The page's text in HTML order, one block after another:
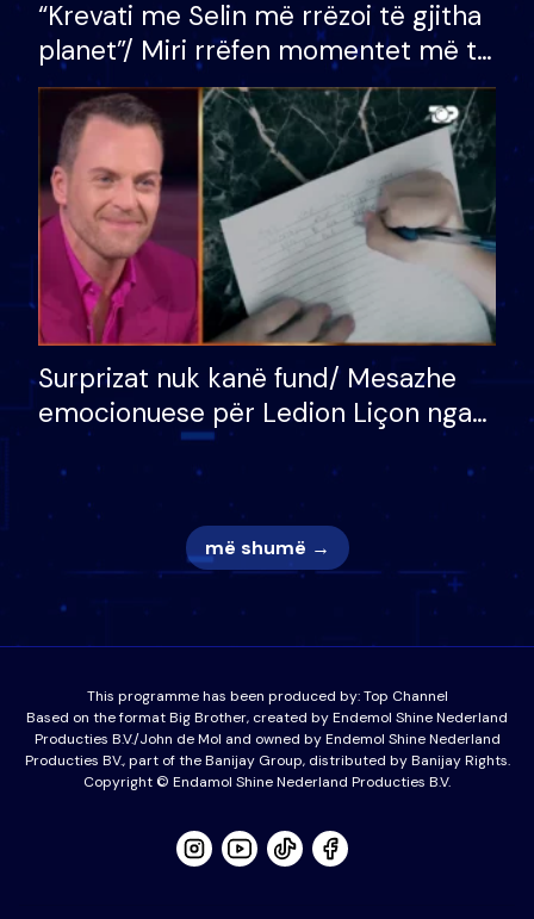
“Krevati me Selin më rrëzoi të gjitha
planet”/ Miri rrëfen momentet më të
bukura në shtëpinë e BB VIP: Do më
mungojë zilja e mëngjesit kur…
Surprizat nuk kanë fund/ Mesazhe
emocionuese për Ledion Liçon nga
nëna dhe fëmijët e tij, moderatori
nuk i mban dot lotët: Nuk meritoj…
më shumë →
This programme has been produced by:Top Channel
Based on the format Big Brother, created by Endemol Shine Nederland
Producties B.V./John de Mol and owned by Endemol Shine Nederland
Producties BV., part of the Banijay Group, distributed by Banijay Rights.
Copyright © Endamol Shine Nederland Producties B.V.